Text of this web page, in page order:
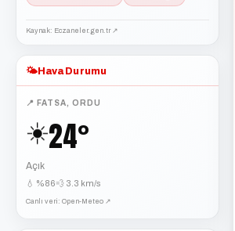
Kaynak: Eczaneler.gen.tr ↗
🌤️ Hava Durumu
📍 FATSA, ORDU
☀️24°
Açık
💧 %86💨 3.3 km/s
Canlı veri: Open-Meteo ↗